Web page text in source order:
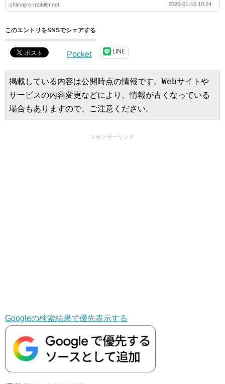
shimajiro-mobiler.net 2020-01-10 10:24
このエントリをSNSでシェアする
Pocket LINE
掲載している内容は公開時点の情報です。Webサイトや
サービスの内容変更などにより、情報が古くなっている
場合もありますので、ご注意ください。
スポンサーリンク
Googleの検索結果で優先表示する